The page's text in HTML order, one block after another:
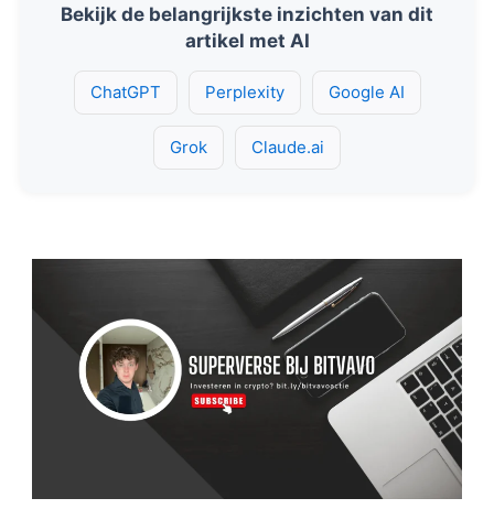
Bekijk de belangrijkste inzichten van dit
artikel met AI
ChatGPT Perplexity Google AI
Grok Claude.ai